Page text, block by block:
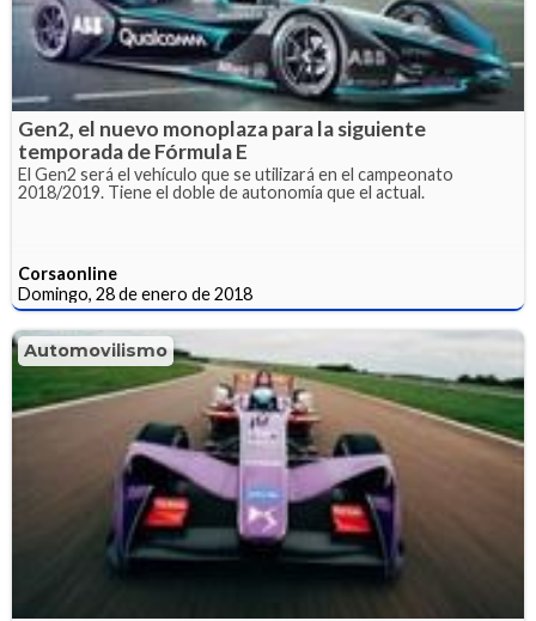
Gen2, el nuevo monoplaza para la siguiente
temporada de Fórmula E
El Gen2 será el vehículo que se utilizará en el campeonato
2018/2019. Tiene el doble de autonomía que el actual.
Corsaonline
Domingo, 28 de enero de 2018
Automovilismo